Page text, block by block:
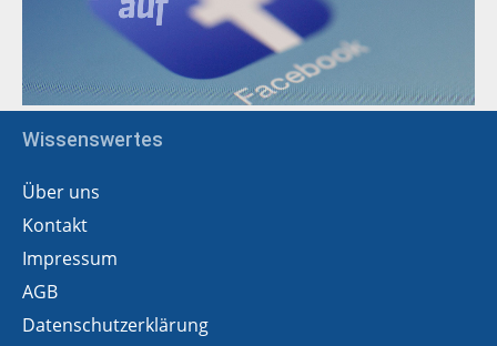
Wissenswertes
Über uns
Kontakt
Impressum
AGB
Datenschutzerklärung